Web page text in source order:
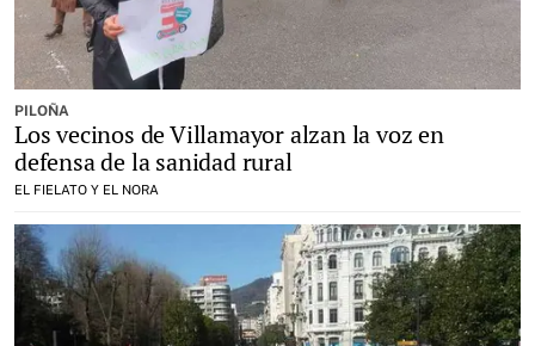
PILOÑA
Los vecinos de Villamayor alzan la voz en
defensa de la sanidad rural
EL FIELATO Y EL NORA